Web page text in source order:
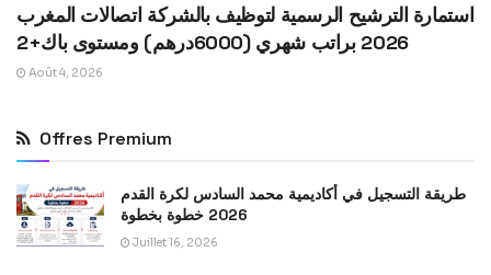
استمارة الترشيح الرسمية لتوظيف بالشركة اتصالات المغرب
2026 براتب شهري (6000درهم) ومستوى باك+2
Août 4, 2026
Offres Premium
طريقة التسجيل في أكاديمية محمد السادس لكرة القدم
2026 خطوة بخطوة
Juillet 16, 2026